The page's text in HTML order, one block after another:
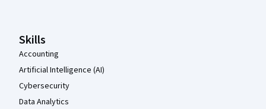
Skills
Accounting
Artificial Intelligence (AI)
Cybersecurity
Data Analytics